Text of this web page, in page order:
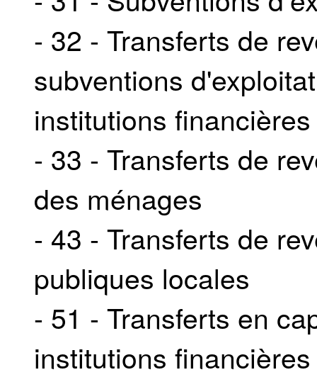
- 32 - Transferts de
subventions
institutions financières
- 33 - Transferts de
des ménages
- 43 - Transferts de
publiques locales
- 51 - Transferts en
institutions financières